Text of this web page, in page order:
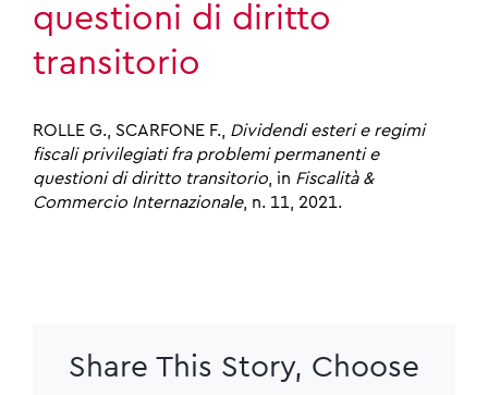
questioni di diritto
transitorio
ROLLE G., SCARFONE F., Dividendi esteri e regimi
fiscali privilegiati fra problemi permanenti e
questioni di diritto transitorio , in Fiscalità &
Commercio Internazionale, n. 11, 2021.
Share This Story, Choose